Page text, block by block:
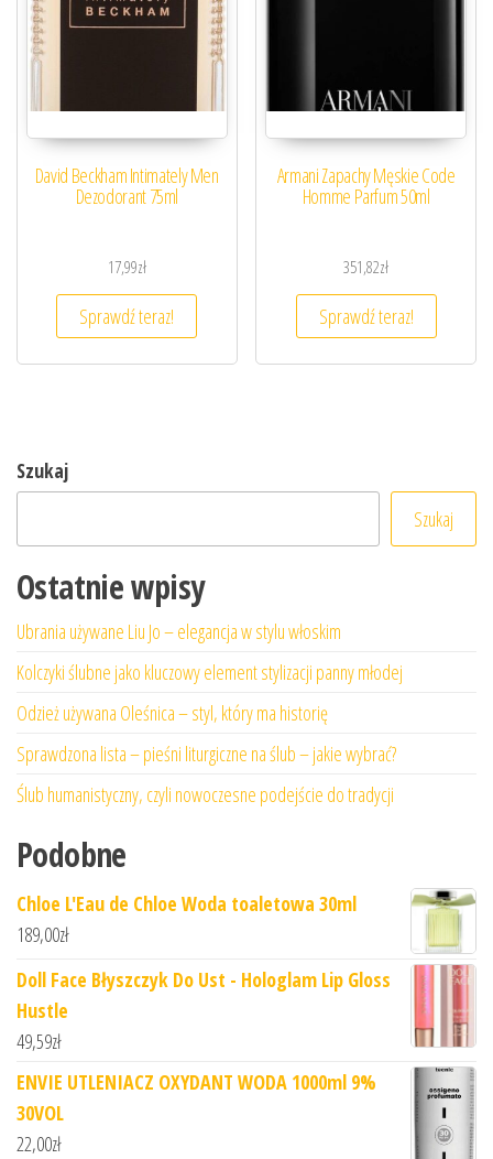
David Beckham Intimately Men
Dezodorant 75ml
17,99zł
Sprawdź teraz!
Armani Zapachy Męskie Code
Homme Parfum 50ml
351,82zł
Sprawdź teraz!
Szukaj
Szukaj
Ostatnie wpisy
Ubrania używane Liu Jo – elegancja w stylu włoskim
Kolczyki ślubne jako kluczowy element stylizacji panny młodej
Odzież używana Oleśnica – styl, który ma historię
Sprawdzona lista – pieśni liturgiczne na ślub – jakie wybrać?
Ślub humanistyczny, czyli nowoczesne podejście do tradycji
Podobne
Chloe L'Eau de Chloe Woda toaletowa 30ml
189,00zł
Doll Face Błyszczyk Do Ust - Hologlam Lip Gloss
Hustle
49,59zł
ENVIE UTLENIACZ OXYDANT WODA 1000ml 9%
30VOL
22,00zł